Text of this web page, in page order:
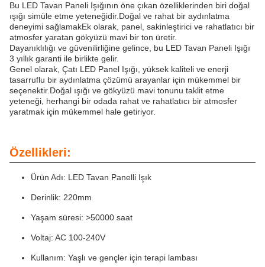
Bu LED Tavan Paneli Işığının öne çıkan özelliklerinden biri doğal
ışığı simüle etme yeteneğidir.Doğal ve rahat bir aydınlatma
deneyimi sağlamakEk olarak, panel, sakinleştirici ve rahatlatıcı bir
atmosfer yaratan gökyüzü mavi bir ton üretir.
Dayanıklılığı ve güvenilirliğine gelince, bu LED Tavan Paneli Işığı
3 yıllık garanti ile birlikte gelir.
Genel olarak, Çatı LED Panel Işığı, yüksek kaliteli ve enerji
tasarruflu bir aydınlatma çözümü arayanlar için mükemmel bir
seçenektir.Doğal ışığı ve gökyüzü mavi tonunu taklit etme
yeteneği, herhangi bir odada rahat ve rahatlatıcı bir atmosfer
yaratmak için mükemmel hale getiriyor.
Özellikleri:
Ürün Adı: LED Tavan Panelli Işık
Derinlik: 220mm
Yaşam süresi: >50000 saat
Voltaj: AC 100-240V
Kullanım: Yaşlı ve gençler için terapi lambası